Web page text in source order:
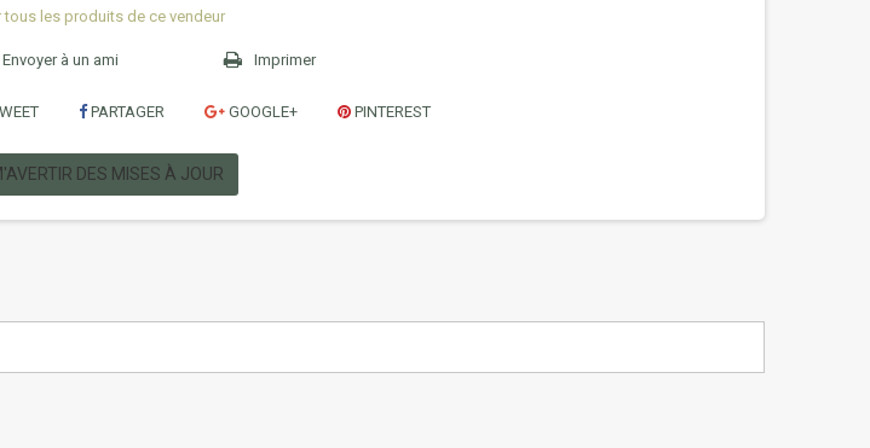
tous les produits de ce vendeur
Envoyer à un ami Imprimer
PARTAGER GOOGLE+ PINTEREST
DES MISES À JOUR